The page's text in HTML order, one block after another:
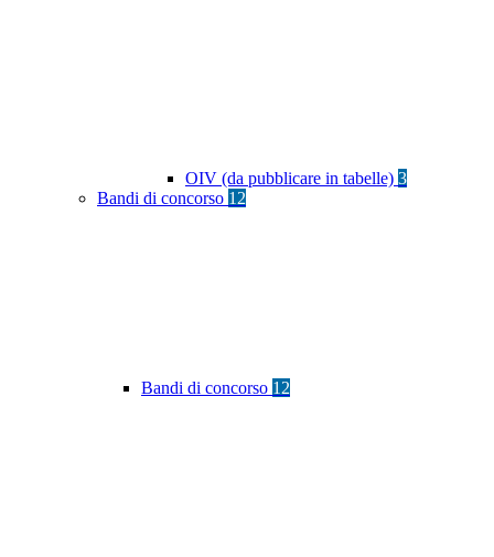
OIV (da pubblicare in tabelle) 3
Bandi di concorso 12
Bandi di concorso 12